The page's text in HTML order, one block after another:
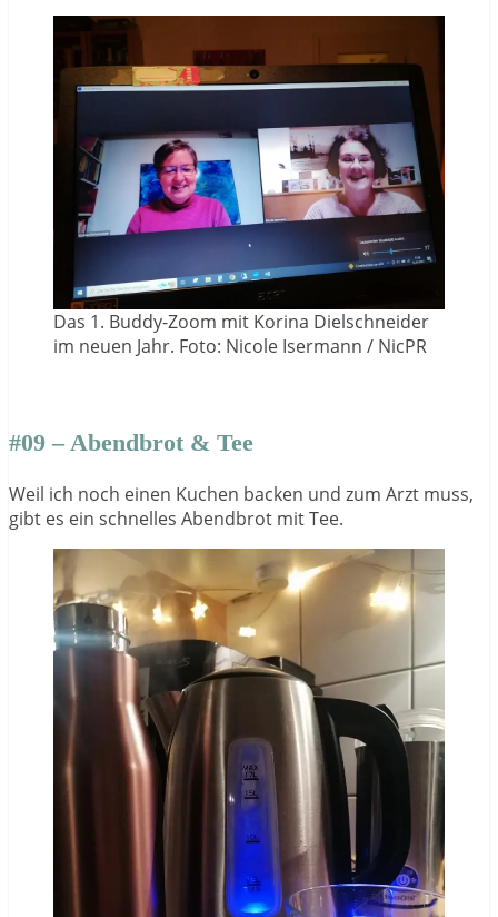
Das 1. Buddy-Zoom mit Korina Dielschneider
im neuen Jahr. Foto: Nicole Isermann / NicPR
#09 – Abendbrot & Tee
Weil ich noch einen Kuchen backen und zum Arzt muss,
gibt es ein schnelles Abendbrot mit Tee.